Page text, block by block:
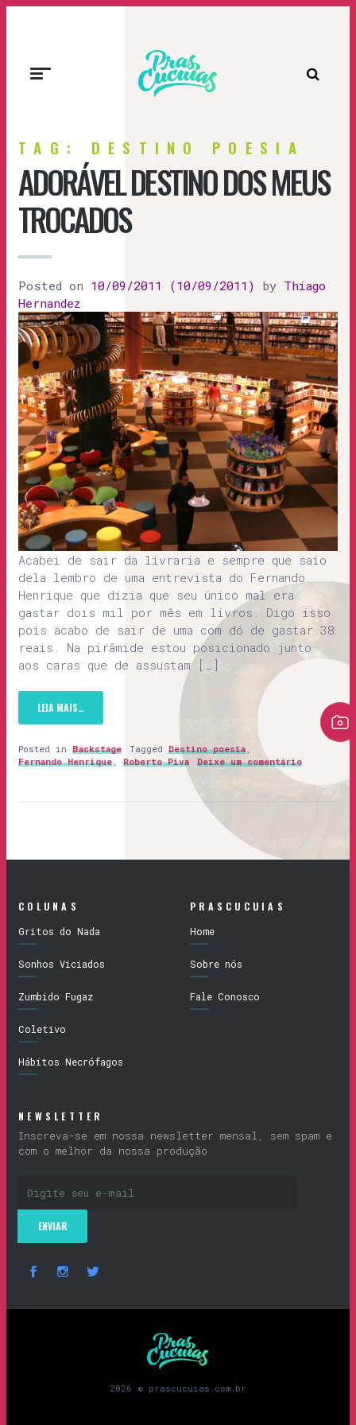
Prascucuias
TAG: DESTINO POESIA
ADORÁVEL DESTINO DOS MEUS
TROCADOS
Posted on 10/09/2011 (10/09/2011) by Thiago
Hernandez
Acabei de sair da livraria e sempre que saio
dela lembro de uma entrevista do Fernando
Henrique que dizia que seu único mal era
gastar dois mil por mês em livros. Digo isso
pois acabo de sair de uma com dó de gastar 38
reais. Na pirâmide estou posicionado junto
aos caras que de assustam […]
LEIA MAIS…
Posted in Backstage Tagged Destino poesia
Fernando Henrique
Roberto Piva Deixe um comentário
COLUNAS
Gritos do Nada
Sonhos Viciados
Zumbido Fugaz
Coletivo
Hábitos Necrófagos
PRASCUCUIAS
Home
Sobre nós
Fale Conosco
NEWSLETTER
Inscreva-se em nossa newsletter mensal, sem spam e
com o melhor da nossa produção
Prascucuias
2026 © prascucuias.com.br